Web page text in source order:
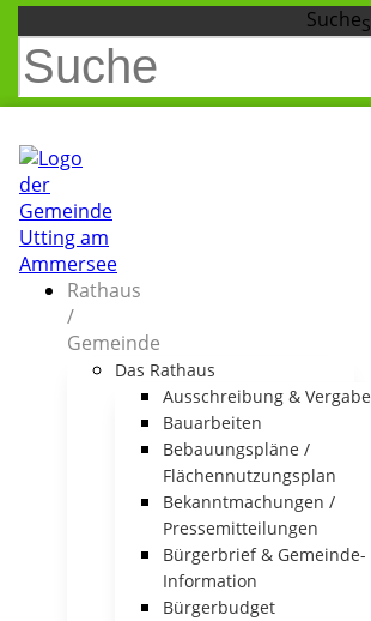
Suche
Rathaus
/
Gemeinde
Das Rathaus
Ausschreibung & Vergabe
Bauarbeiten
Bebauungspläne /
Flächennutzungsplan
Bekanntmachungen /
Pressemitteilungen
Bürgerbrief & Gemeinde-
Information
Bürgerbudget